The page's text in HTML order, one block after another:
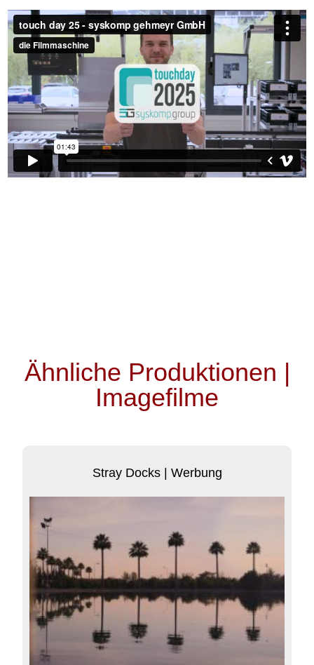
Ähnliche Produktionen |
Imagefilme
Stray Docks | Werbung